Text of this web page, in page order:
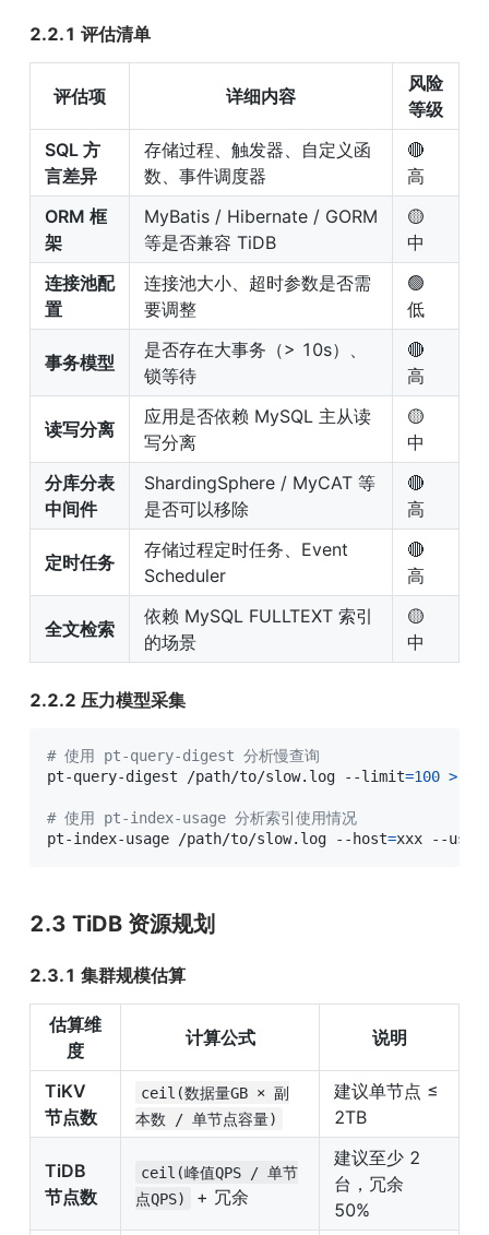
2.2.1 评估清单
评估项 详细内容
风险
等级
SQL 方
言差异
存储过程、触发器、自定义函
数、事件调度器
🔴
高
ORM 框
架
MyBatis / Hibernate / GORM
等是否兼容 TiDB
🟡
中
连接池配
置
连接池大小、超时参数是否需
要调整
🟢
低
事务模型
是否存在大事务（> 10s）、
锁等待
🔴
高
读写分离
应用是否依赖 MySQL 主从读
写分离
🟡
中
分库分表
中间件
ShardingSphere / MyCAT 等
是否可以移除
🔴
高
定时任务
存储过程定时任务、Event
Scheduler
🔴
高
全文检索
依赖 MySQL FULLTEXT 索引
的场景
🟡
中
2.2.2 压力模型采集
# 使用 pt-query-digest 分析慢查询
pt-query-digest /path/to/slow.log --limit=100 >
# 使用 pt-index-usage 分析索引使用情况
pt-index-usage /path/to/slow.log --host=xxx --user
2.3 TiDB 资源规划
2.3.1 集群规模估算
估算维
度
计算公式 说明
TiKV
节点数
ceil(数据量GB × 副
本数 / 单节点容量)
建议单节点 ≤
2TB
TiDB
节点数
ceil(峰值QPS / 单节
点QPS)
+ 冗余
建议至少 2
台，冗余
50%